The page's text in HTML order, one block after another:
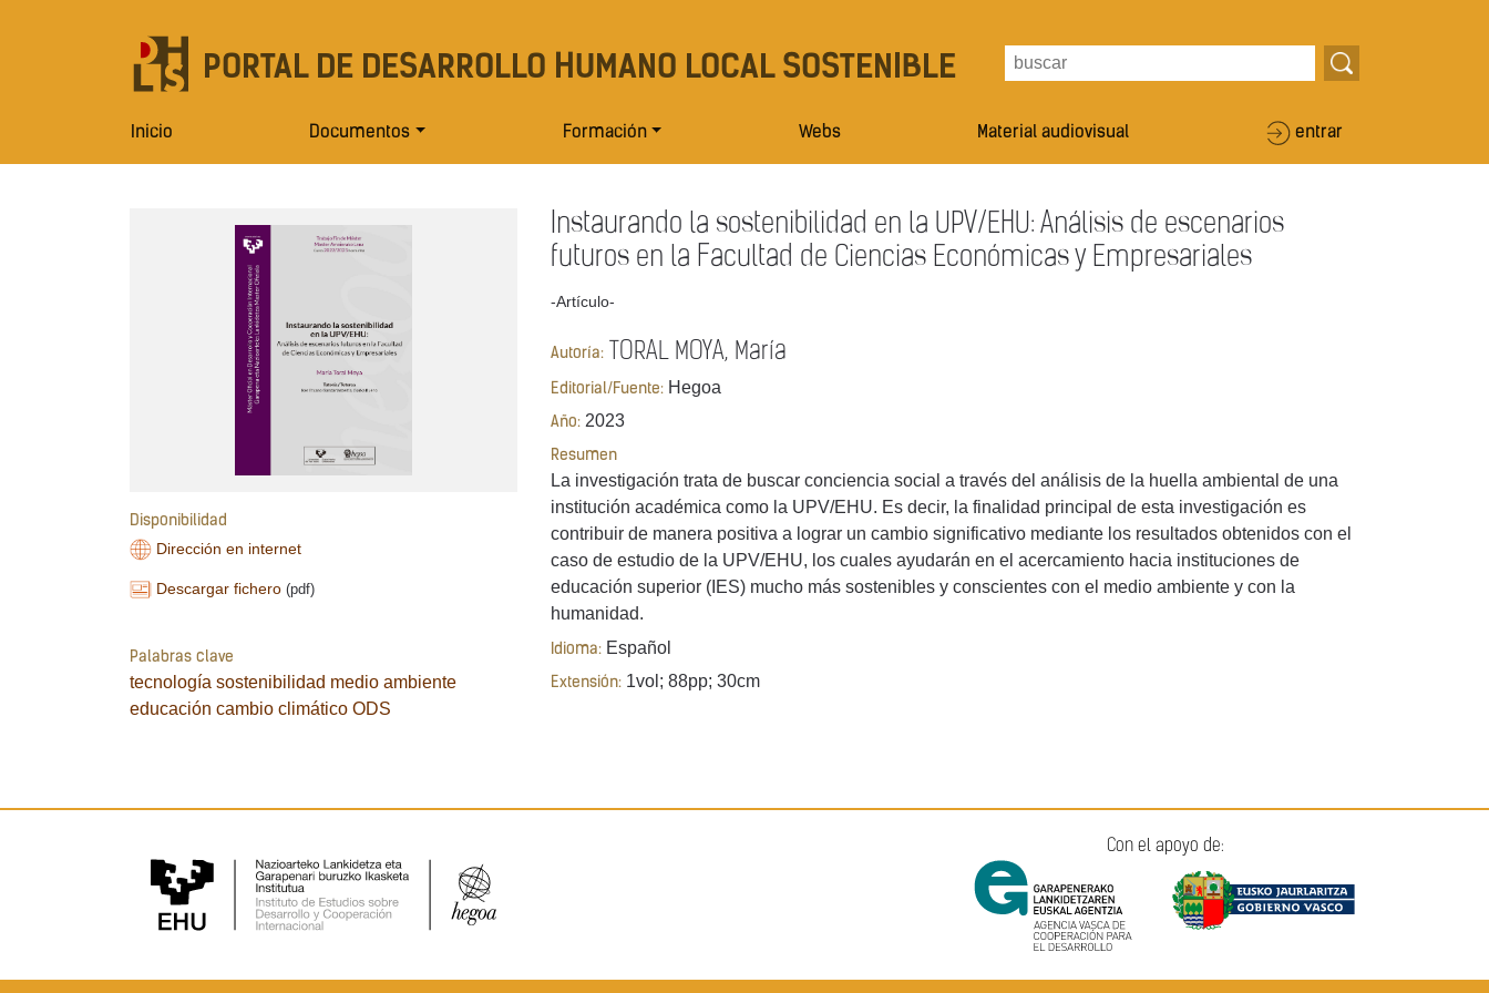
PORTAL DE DESARROLLO HUMANO LOCAL SOSTENIBLE
Inicio Documentos Formación Webs Material audiovisual entrar
Disponibilidad
Dirección en internet
Descargar fichero (pdf)
Palabras clave
tecnología sostenibilidad medio ambiente
educación cambio climático ODS
Instaurando la sostenibilidad en la UPV/EHU: Análisis de escenarios
futuros en la Facultad de Ciencias Económicas y Empresariales
-Artículo-
Autoría: TORAL MOYA, María
Editorial/Fuente: Hegoa
Año: 2023
Resumen
La investigación trata de buscar conciencia social a través del análisis de la huella ambiental de una
institución académica como la UPV/EHU. Es decir, la finalidad principal de esta investigación es
contribuir de manera positiva a lograr un cambio significativo mediante los resultados obtenidos con el
caso de estudio de la UPV/EHU, los cuales ayudarán en el acercamiento hacia instituciones de
educación superior (IES) mucho más sostenibles y conscientes con el medio ambiente y con la
humanidad.
Idioma: Español
Extensión: 1vol; 88pp; 30cm
Con el apoyo de: